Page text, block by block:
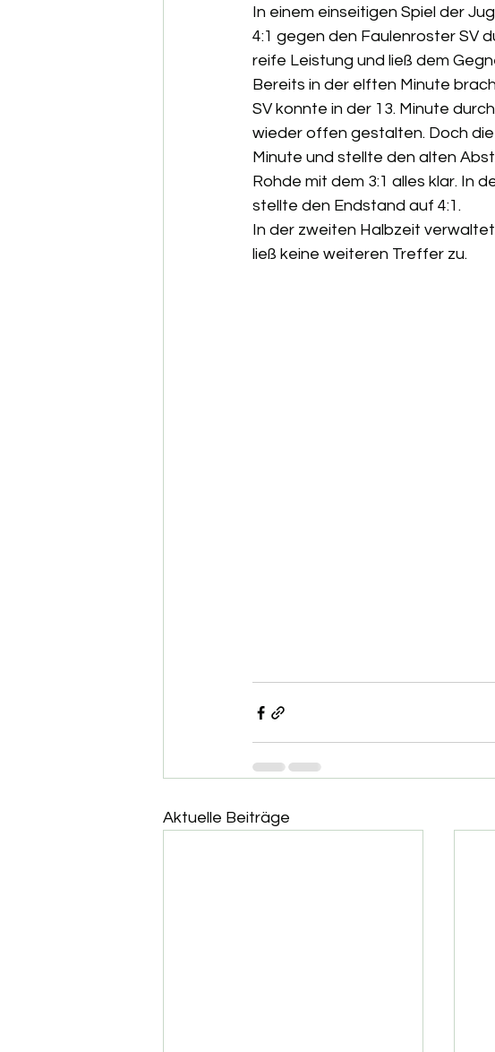
In einem einseitigen Spiel der
4:1 gegen den Faulenroster SV
reife Leistung und ließ dem
Bereits in der elften Minute
SV konnte in der 13. Minute
wieder offen gestalten. Doch
Minute und stellte den alten
Rohde mit dem 3:1 alles klar. In
stellte den Endstand auf 4:1.
In der zweiten Halbzeit
ließ keine weiteren Treffer zu.
Aktuelle Beiträge